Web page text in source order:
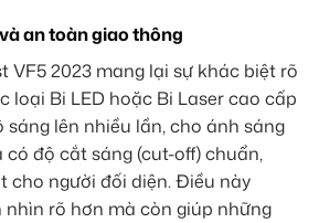
an toàn giao thông
VF5 2023 mang lại sự khác biệt rõ
loại Bi LED hoặc Bi Laser cao cấp
lên nhiều lần, cho ánh sáng
có độ cắt sáng (cut-off) chuẩn,
cho người đối diện. Điều này
nhìn rõ hơn mà còn giúp những